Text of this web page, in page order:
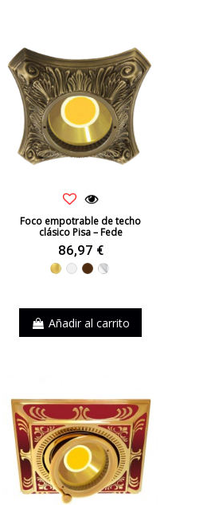
Foco empotrable de techo
clásico Pisa – Fede
86,97 €
Dorado
Blanco
MarrónCromo
Añadir al carrito